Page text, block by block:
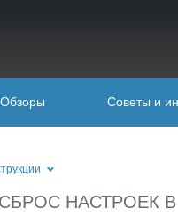
Обзоры Советы и
СБРОС НАСТРОЕК